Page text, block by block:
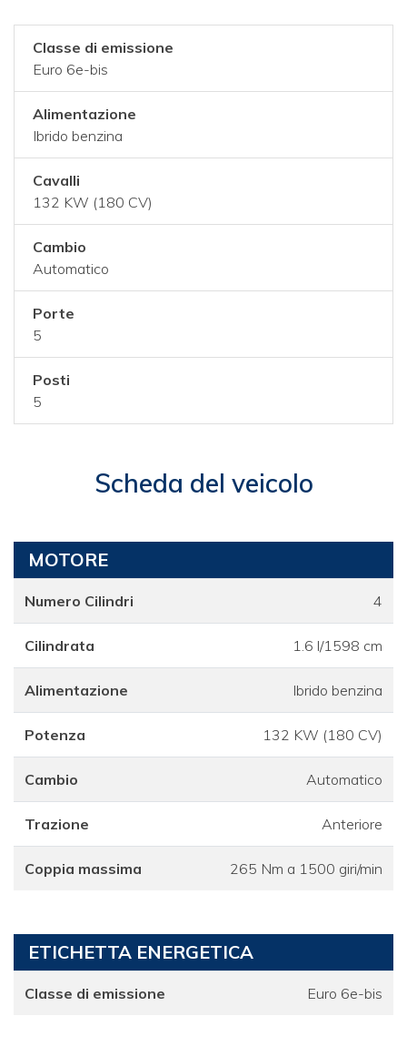
Classe di emissione
Euro 6e-bis
Alimentazione
Ibrido benzina
Cavalli
132 KW (180 CV)
Cambio
Automatico
Porte
5
Posti
5
Scheda del veicolo
MOTORE
Numero Cilindri 4
Cilindrata 1.6 l/1598 cm
Alimentazione Ibrido benzina
Potenza 132 KW (180 CV)
Cambio Automatico
Trazione Anteriore
Coppia massima 265 Nm a 1500 giri/min
ETICHETTA ENERGETICA
Classe di emissione Euro 6e-bis